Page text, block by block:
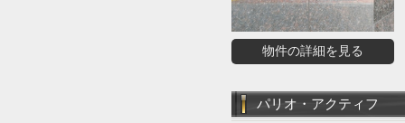
物件の詳細を見る
パリオ・アクティフ